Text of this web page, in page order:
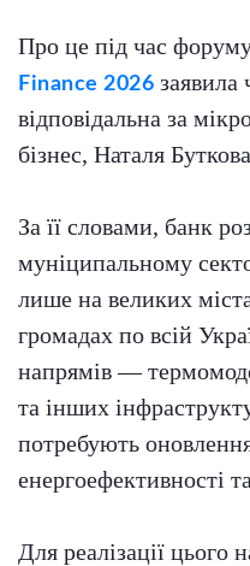
Про це під час
Finance 2026 заявила
відповідальна за
бізнес, Наталя
За її словами, банк
муніципальному
лише на великих
громадах по всій
напрямів —
та інших
потребують
енергоефективності
Для реалізації